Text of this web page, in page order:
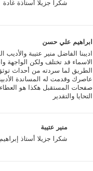
شكرا جزيلا أستاذة غادة
ابراهيم علي حسن
اديبنا الفاضل منير عتيبة
الاسماء قد تختلف ولكن الواجهة
الطريق لما سردته من أحداث
عاصرك وقدمت له المساندة
صفحات المستقبل هكذا هو
التحايا والتقدير
منير عتيبة
شكرا جزيلا أستاذ إبراهيم